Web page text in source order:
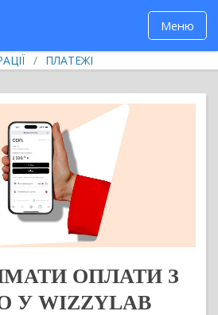
Меню
/ ПЛАТЕЖІ
ОПЛАТИ З
У WIZZYLAB